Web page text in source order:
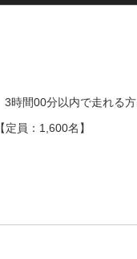
3時間00分以内で走れる方
【定員：1,600名】